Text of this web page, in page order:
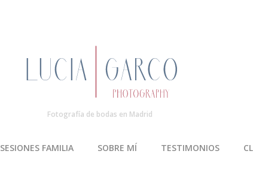
Fotografía de bodas en Madrid
SESIONES FAMILIA SOBRE MÍ TESTIMONIOS